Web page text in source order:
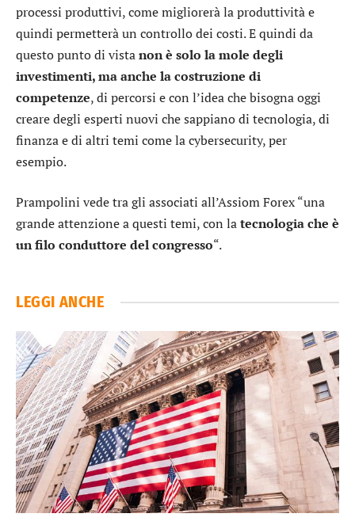
processi produttivi, come migliorerà la produttività e
quindi permetterà un controllo dei costi. E quindi da
questo punto di vistanon è solo la mole degli
investimenti, ma anche la costruzione di
competenze, di percorsi e con l’idea che bisogna oggi
creare degli esperti nuovi che sappiano di tecnologia, di
finanza e di altri temi come la cybersecurity, per
esempio.
Prampolini vede tra gli associati all’Assiom Forex “una
grande attenzione a questi temi, con latecnologia che è
un filo conduttore del congresso“.
LEGGI ANCHE